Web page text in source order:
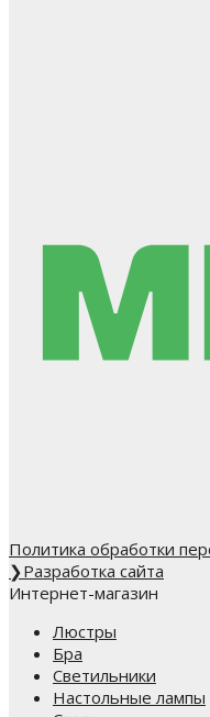
Политика обработки
❯Разработка сайта
Интернет-магазин
Люстры
Бра
Светильники
Настольные лампы